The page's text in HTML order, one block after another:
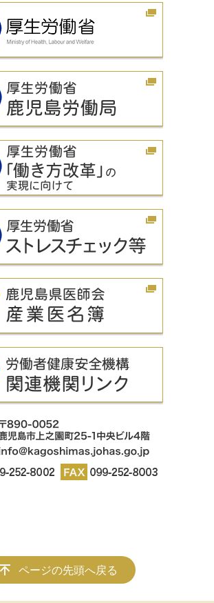
ページの先頭へ戻る